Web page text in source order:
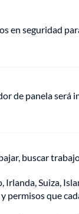
en seguridad
de panela será
buscar
Irlanda, Suiza,
permisos que